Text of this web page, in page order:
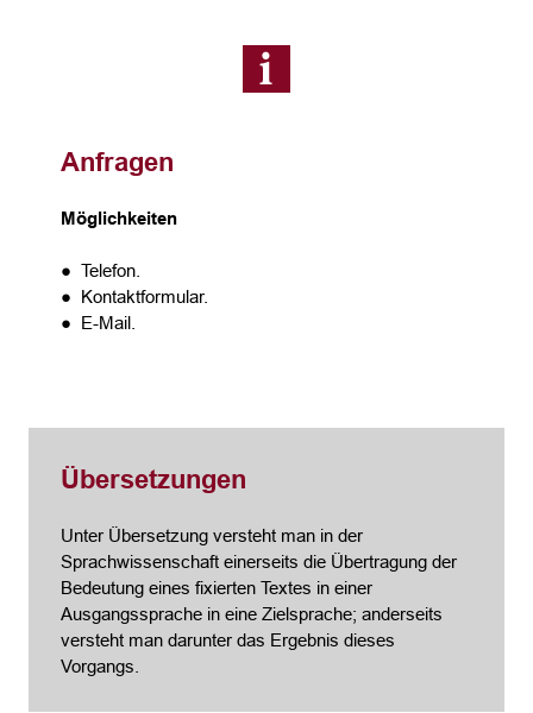
Anfragen
Möglichkeiten
● Telefon.
● Kontaktformular.
● E-Mail.
Übersetzungen
Unter Übersetzung versteht man in der
Sprachwissenschaft einerseits die Übertragung der
Bedeutung eines fixierten Textes in einer
Ausgangssprache in eine Zielsprache; anderseits
versteht man darunter das Ergebnis dieses
Vorgangs.